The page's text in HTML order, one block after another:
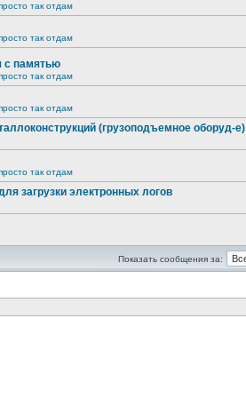
так отдам
так отдам
с памятью
так отдам
так отдам
(грузоподъемное оборуд-е)
так отдам
загрузки электронных логов
Показать сообщения за: